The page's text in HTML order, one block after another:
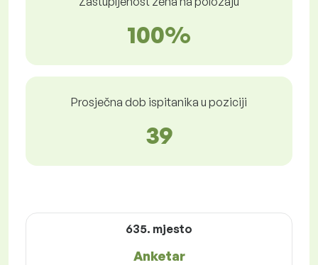
100%
Prosječna dob ispitanika u poziciji
39
635. mjesto
Anketar